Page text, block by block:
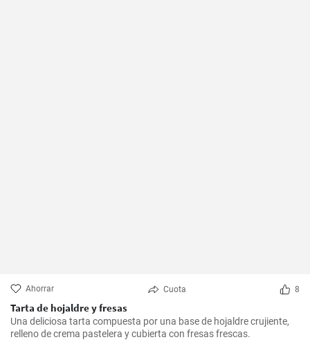
Ahorrar Cuota 8
Tarta de hojaldre y fresas
Una deliciosa tarta compuesta por una base de hojaldre crujiente,
relleno de crema pastelera y cubierta con fresas frescas.